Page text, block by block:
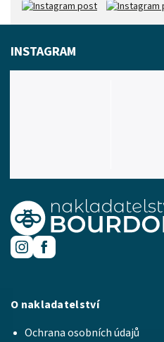
O nakladatelství
Ochrana osobních údajů
INSTAGRAM